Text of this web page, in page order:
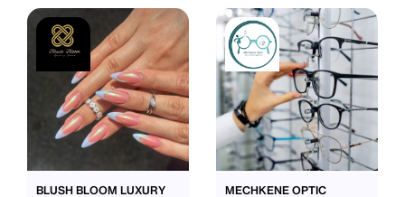
BLUSH BLOOM LUXURY
MECHKENE OPTIC